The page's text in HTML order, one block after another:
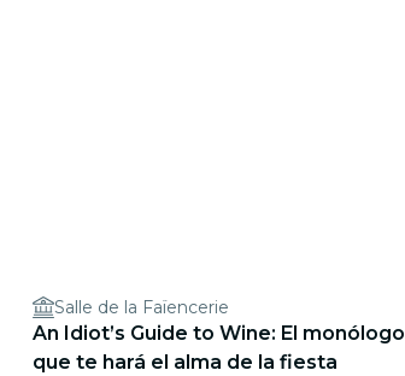
Salle de la Faïencerie
An Idiot’s Guide to Wine: El monólogo
que te hará el alma de la fiesta